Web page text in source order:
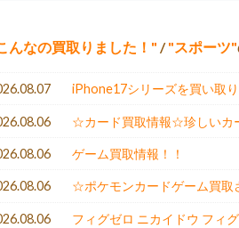
んなの買取りました！ / スポーツ
iPhone17シリーズを買い取
☆カード買取情報☆珍しいカ
ゲーム買取情報！！
☆ポケモンカードゲーム買取
フィグゼロ ニカイドウ フィ